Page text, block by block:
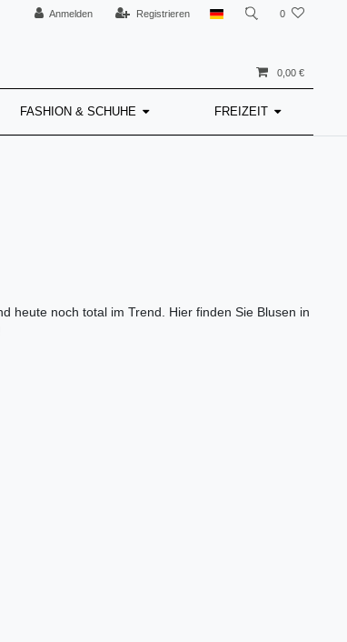
Anmelden Registrieren 0
0,00 €
FASHION & SCHUHE FREIZEIT
heute noch total im Trend. Hier finden Sie Blusen in